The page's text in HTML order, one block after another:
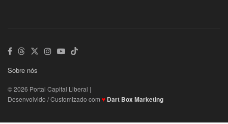
Sobre nós
© 2026 Portal Capital Liberal |
Desenvolvido / Customizado com ♥ Dart Box Marketing